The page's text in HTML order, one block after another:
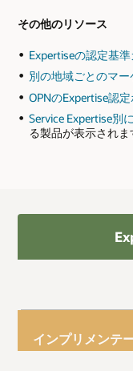
その他のリソース
Expertiseの認定基準
別の地域ごとのマ
OPNのExpertise認
Service Expertise別
る製品が表示されま
インプリメンテ